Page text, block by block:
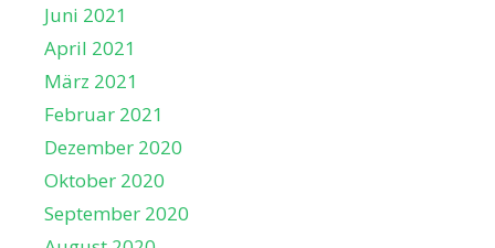
Juni 2021
April 2021
März 2021
Februar 2021
Dezember 2020
Oktober 2020
September 2020